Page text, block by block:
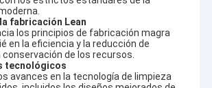
fabricación Lean
los principios de fabricación magra
en la eficiencia y la reducción de
conservación de los recursos.
tecnológicos
avances en la tecnología de limpieza